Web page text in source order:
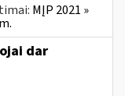
MĮP 2021 »
dar